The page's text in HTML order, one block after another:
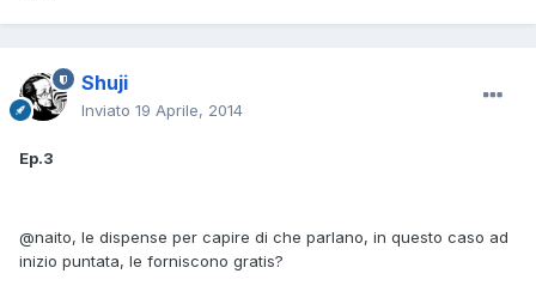
Shuji
Inviato 19 Aprile, 2014
Ep.3
@naito, le dispense per capire di che parlano, in questo caso ad
inizio puntata, le forniscono gratis?